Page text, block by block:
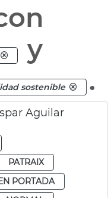
y
sostenible .
Aguilar
PATRAIX
PORTADA